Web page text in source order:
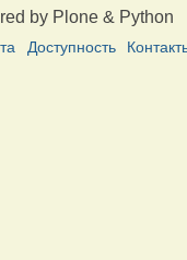
by Plone & Python
Доступность